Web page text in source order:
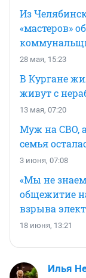
Из
«мастеров»
28 мая, 15:23
В Кургане
живут с
13 мая, 07:20
Муж на СВО,
семья
3 июня, 07:08
«Мы не
общежитие
взрыва
18 июня, 13:21
Илья